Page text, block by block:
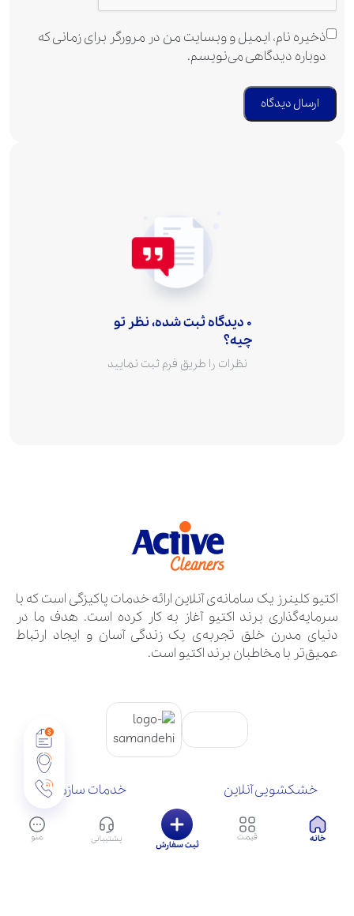
خانه قیمت
ثبت سفارش
پشتیبانی منو
ذخیره نام، ایمیل و وبسایت من در مرورگر برای زمانی که
دوباره دیدگاهی می‌نویسم.
0 دیدگاه ثبت شده، نظر تو
چیه؟
نظرات را طریق فرم ثبت نمایید
اکتیو کلینرز یک سامانه‌ی آنلاین ارائه خدمات پاکیزگی است که با
سرمایه‌گذاری برند اکتیو آغاز به کار کرده است. هدف ما در
دنیای مدرن خلق تجربه‌ی یک زندگی آسان و ایجاد ارتباط
عمیق‌تر با مخاطبان برند اکتیو است.
خشکشویی آنلاین
درباره ما
خدمات سازمانی
شرایط و قوانین
بلاگ